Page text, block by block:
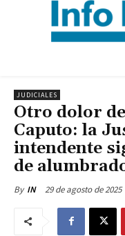
JUDICIALES
Otro dolor
Caputo: la
intendente
de
By IN 29 de agosto de 2025